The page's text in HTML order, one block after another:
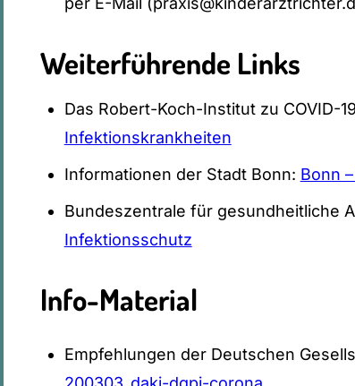
Weiterführende Links
Das Robert-Koch-Institut zu COVID-
Infektionskrankheiten
Informationen der Stadt Bonn: Bonn
Bundeszentrale für gesundheitliche
Infektionsschutz
Info-Material
Empfehlungen der Deutschen